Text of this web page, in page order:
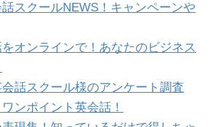
スクールNEWS！キャンペーンや
オンラインで！あなたのビジネス
話スクール様のアンケート調査
ンポイント英会話！